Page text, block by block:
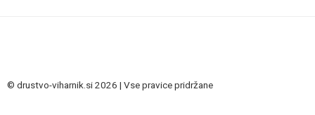
© drustvo-viharnik.si 2026 | Vse pravice pridržane